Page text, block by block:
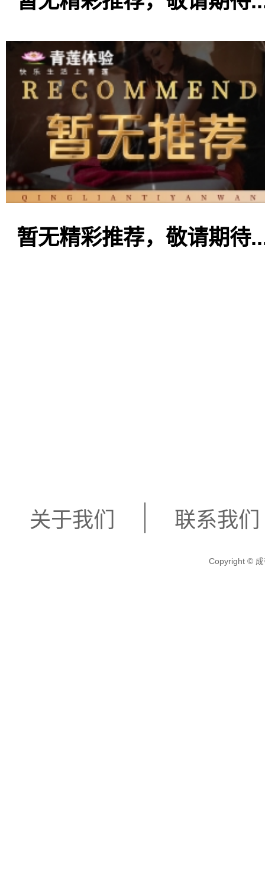
暂无精彩推荐，敬请期待
关于我们 联系我们
Copyright © 成